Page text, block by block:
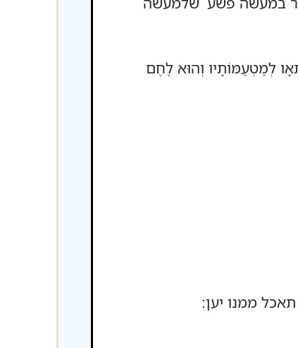
לְמַטְעַמּוֹתָיו וְהוּא לֶחֶם
ממנו יען: